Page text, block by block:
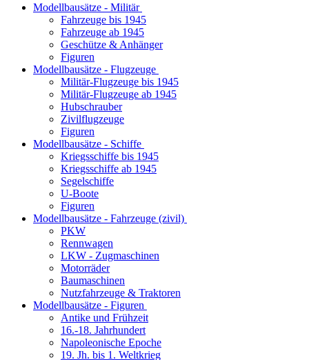
Modellbausätze - Militär
Fahrzeuge bis 1945
Fahrzeuge ab 1945
Geschütze & Anhänger
Figuren
Modellbausätze - Flugzeuge
Militär-Flugzeuge bis 1945
Militär-Flugzeuge ab 1945
Hubschrauber
Zivilflugzeuge
Figuren
Modellbausätze - Schiffe
Kriegsschiffe bis 1945
Kriegsschiffe ab 1945
Segelschiffe
U-Boote
Figuren
Modellbausätze - Fahrzeuge (zivil)
PKW
Rennwagen
LKW - Zugmaschinen
Motorräder
Baumaschinen
Nutzfahrzeuge & Traktoren
Modellbausätze - Figuren
Antike und Frühzeit
16.-18. Jahrhundert
Napoleonische Epoche
19. Jh. bis 1. Weltkrieg